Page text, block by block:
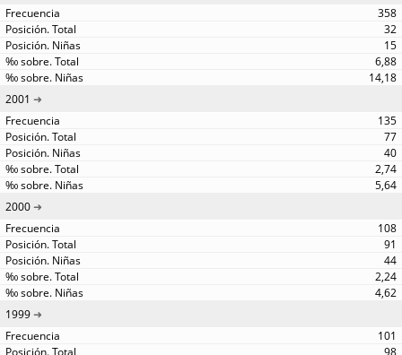
358
32
15
6,88
14,18
2001
135
77
40
2,74
5,64
2000
108
91
44
2,24
4,62
1999
101
98